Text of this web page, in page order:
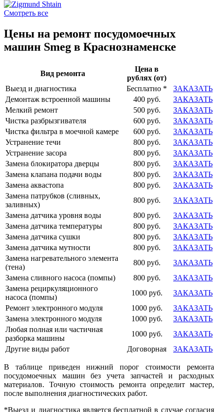
Смотреть все
Цены на ремонт посудомоечных
машин Smeg в Краснознаменске
Вид ремонта
Цена в
рублях (от)
Выезд и диагностика
Бесплатно *
ЗАКАЗАТЬ
Демонтаж встроенной машины
400 руб.
ЗАКАЗАТЬ
Мелкий ремонт
500 руб.
ЗАКАЗАТЬ
Чистка разбрызгивателя
600 руб.
ЗАКАЗАТЬ
Чистка фильтра в моечной камере
600 руб.
ЗАКАЗАТЬ
Устранение течи
800 руб.
ЗАКАЗАТЬ
Устранение засора
800 руб.
ЗАКАЗАТЬ
Замена блокиратора дверцы
800 руб.
ЗАКАЗАТЬ
Замена клапана подачи воды
800 руб.
ЗАКАЗАТЬ
Замена аквастопа
800 руб.
ЗАКАЗАТЬ
Замена патрубков (сливных,
заливных)
800 руб.
ЗАКАЗАТЬ
Замена датчика уровня воды
800 руб.
ЗАКАЗАТЬ
Замена датчика температуры
800 руб.
ЗАКАЗАТЬ
Замена датчика сушки
800 руб.
ЗАКАЗАТЬ
Замена датчика мутности
800 руб.
ЗАКАЗАТЬ
Замена нагревательного элемента
(тена)
800 руб.
ЗАКАЗАТЬ
Замена сливного насоса (помпы)
800 руб.
ЗАКАЗАТЬ
Замена рециркуляционного
насоса (помпы)
1000 руб.
ЗАКАЗАТЬ
Ремонт электронного модуля
1000 руб.
ЗАКАЗАТЬ
Замена электронного модуля
1000 руб.
ЗАКАЗАТЬ
Любая полная или частичная
разборка машины
1000 руб.
ЗАКАЗАТЬ
Другие виды работ
Договорная ЗАКАЗАТЬ
В таблице приведен нижний порог стоимости ремонта
посудомоечных машин без учета запчастей и расходных
материалов. Точную стоимость ремонта определит мастер,
после выполнения диагностических работ.
*Выезд и диагностика является бесплатной в случае согласия